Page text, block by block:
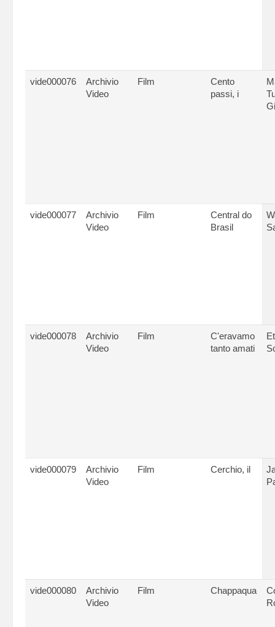
vide000076
Archivio
Video
Film
Cento
passi, i
vide000077
Archivio
Video
Film
Central do
Brasil
vide000078
Archivio
Video
Film
C'eravamo
tanto amati
vide000079
Archivio
Video
Film Cerchio, il
vide000080
Archivio
Video
Film Chappaqua